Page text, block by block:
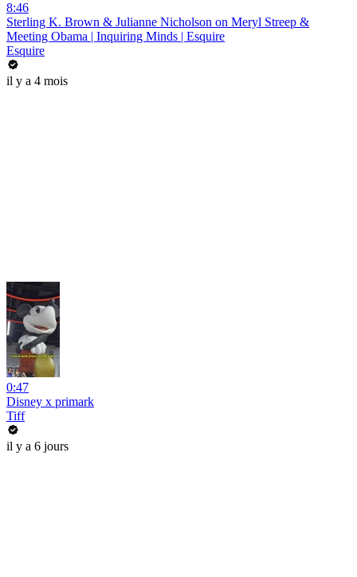
8:46
Sterling K. Brown & Julianne Nicholson on Meryl Streep &
Meeting Obama | Inquiring Minds | Esquire
Esquire
il y a 4 mois
0:47
Disney x primark
Tiff
il y a 6 jours